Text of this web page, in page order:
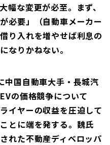
幅な変更が必至。まず、
必要」（自動車メーカー
り入れを増やせば利息の
なりかねない。
国自動車大手・長城汽
の価格競争について
イヤーの収益を圧迫して
とに端を発する。魏氏
れた不動産ディベロッパ